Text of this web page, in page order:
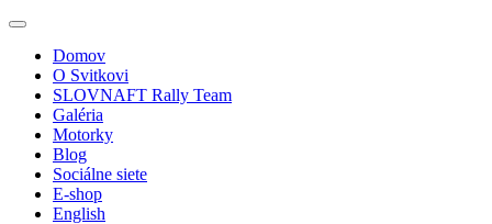
Domov
O Svitkovi
SLOVNAFT Rally Team
Galéria
Motorky
Blog
Sociálne siete
E-shop
English